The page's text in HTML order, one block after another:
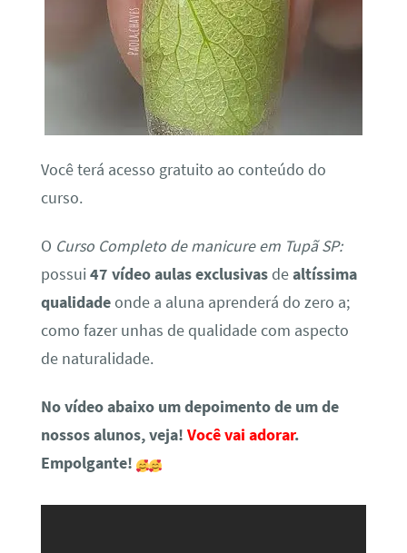
Você terá acesso gratuito ao conteúdo do
curso.
O Curso Completo de manicure em Tupã SP:
possui 47 vídeo aulas exclusivasdealtíssima
qualidadeonde a aluna aprenderá do zero a;
como fazer unhas de qualidade com aspecto
de naturalidade.
No vídeo abaixo um depoimento de um de
nossos alunos, veja! Você vai adorar.
Empolgante!